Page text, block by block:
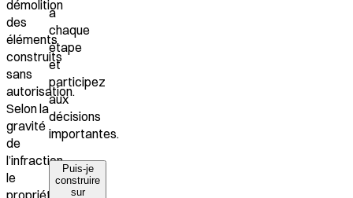
démolition
des
éléments
construits
sans
autorisation.
Selon la
gravité
de
l’infraction,
le
à
chaque
étape
et
participez
aux
décisions
importantes.
Puis-je
construire
sur